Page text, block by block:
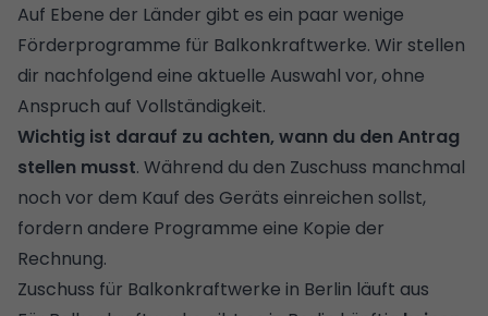
Auf Ebene der Länder gibt es ein paar wenige
Förderprogramme für Balkonkraftwerke. Wir stellen
dir nachfolgend eine aktuelle Auswahl vor, ohne
Anspruch auf Vollständigkeit.
Wichtig ist darauf zu achten, wann du den Antrag
stellen musst. Während du den Zuschuss manchmal
noch vor dem Kauf des Geräts einreichen sollst,
fordern andere Programme eine Kopie der
Rechnung.
Zuschuss für Balkonkraftwerke in Berlin läuft aus